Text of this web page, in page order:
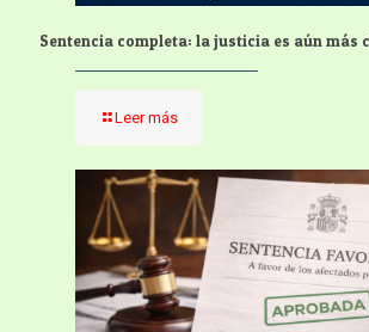
Sentencia completa: la justicia es aún más
Leer más